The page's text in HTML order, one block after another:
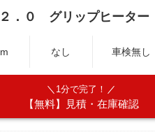
．０ グリップヒーター
なし 車検無し
1分で完了！
【無料】見積・在庫確認